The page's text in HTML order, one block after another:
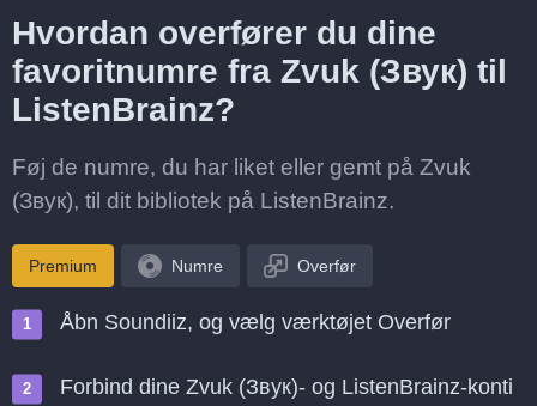
Hvordan overfører du dine
favoritnumre fra Zvuk (Звук) til
ListenBrainz?
Føj de numre, du har liket eller gemt på Zvuk
(Звук), til dit bibliotek på ListenBrainz.
Premium Numre Overfør
Åbn Soundiiz, og vælg værktøjet Overfør
Forbind dine Zvuk (Звук)- og ListenBrainz-konti